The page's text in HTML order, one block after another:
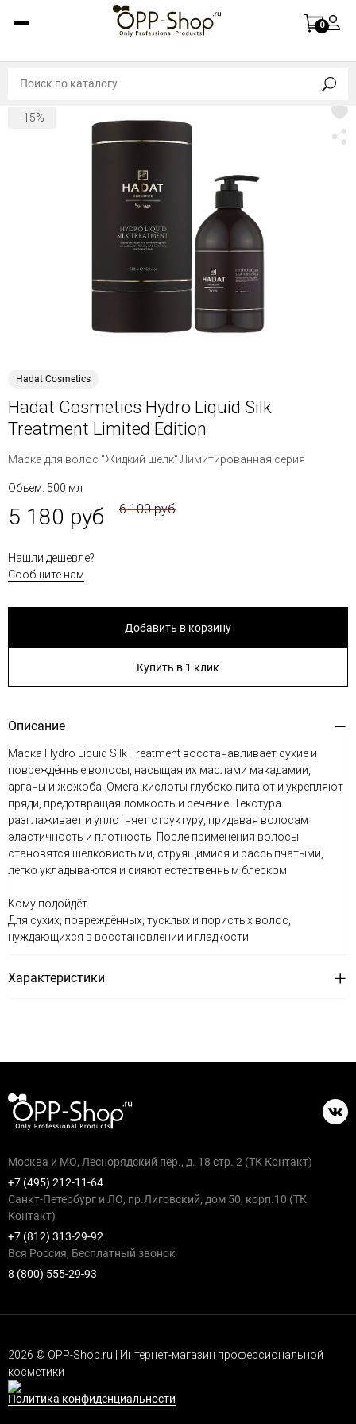
0
-15%
Hadat Cosmetics
Hadat Cosmetics Hydro Liquid Silk
Treatment Limited Edition
Маска для волос "Жидкий шёлк" Лимитированная серия
Объем: 500 мл
5 180 руб 6 100 руб
Нашли дешевле?
Сообщите нам
Добавить в корзину
Купить в 1 клик
Описание
Маска Hydro Liquid Silk Treatment восстанавливает сухие и
повреждённые волосы, насыщая их маслами макадамии,
арганы и жожоба. Омега-кислоты глубоко питают и укрепляют
пряди, предотвращая ломкость и сечение. Текстура
разглаживает и уплотняет структуру, придавая волосам
эластичность и плотность. После применения волосы
становятся шелковистыми, струящимися и рассыпчатыми,
легко укладываются и сияют естественным блеском
Кому подойдёт
Для сухих, повреждённых, тусклых и пористых волос,
нуждающихся в восстановлении и гладкости
Характеристики
Москва и МО, Леснорядский пер., д. 18 стр. 2 (ТК Контакт)
+7 (495) 212-11-64
Санкт-Петербург и ЛО, пр.Лиговский, дом 50, корп.10 (ТК
Контакт)
+7 (812) 313-29-92
Вся Россия, Бесплатный звонок
8 (800) 555-29-93
2026 © OPP-Shop.ru | Интернет-магазин профессиональной
косметики
Политика конфиденциальности